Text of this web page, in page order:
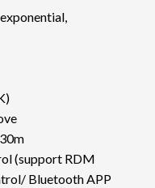
(support RDM
Bluetooth APP